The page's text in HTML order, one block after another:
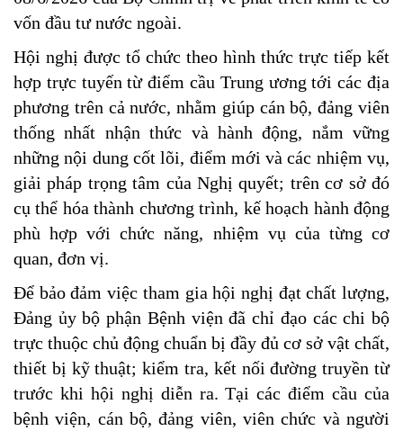
vốn đầu tư nước ngoài.
Hội nghị được tổ chức theo hình thức trực tiếp kết
hợp trực tuyến từ điểm cầu Trung ương tới các địa
phương trên cả nước, nhằm giúp cán bộ, đảng viên
thống nhất nhận thức và hành động, nắm vững
những nội dung cốt lõi, điểm mới và các nhiệm vụ,
giải pháp trọng tâm của Nghị quyết; trên cơ sở đó
cụ thể hóa thành chương trình, kế hoạch hành động
phù hợp với chức năng, nhiệm vụ của từng cơ
quan, đơn vị.
Để bảo đảm việc tham gia hội nghị đạt chất lượng,
Đảng ủy bộ phận Bệnh viện đã chỉ đạo các chi bộ
trực thuộc chủ động chuẩn bị đầy đủ cơ sở vật chất,
thiết bị kỹ thuật; kiểm tra, kết nối đường truyền từ
trước khi hội nghị diễn ra. Tại các điểm cầu của
bệnh viện, cán bộ, đảng viên, viên chức và người